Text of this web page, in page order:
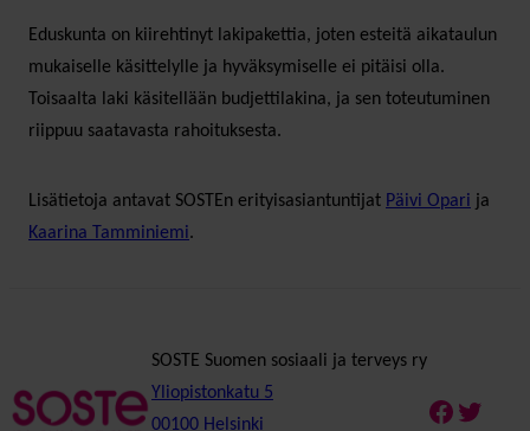
Eduskunta on kiirehtinyt lakipakettia, joten esteitä aikataulun
mukaiselle käsittelylle ja hyväksymiselle ei pitäisi olla.
Toisaalta laki käsitellään budjettilakina, ja sen toteutuminen
riippuu saatavasta rahoituksesta.
Lisätietoja antavat SOSTEn erityisasiantuntijat Päivi Opari ja
Kaarina Tamminiemi.
SOSTE Suomen sosiaali ja terveys ry
Yliopistonkatu 5
00100 Helsinki